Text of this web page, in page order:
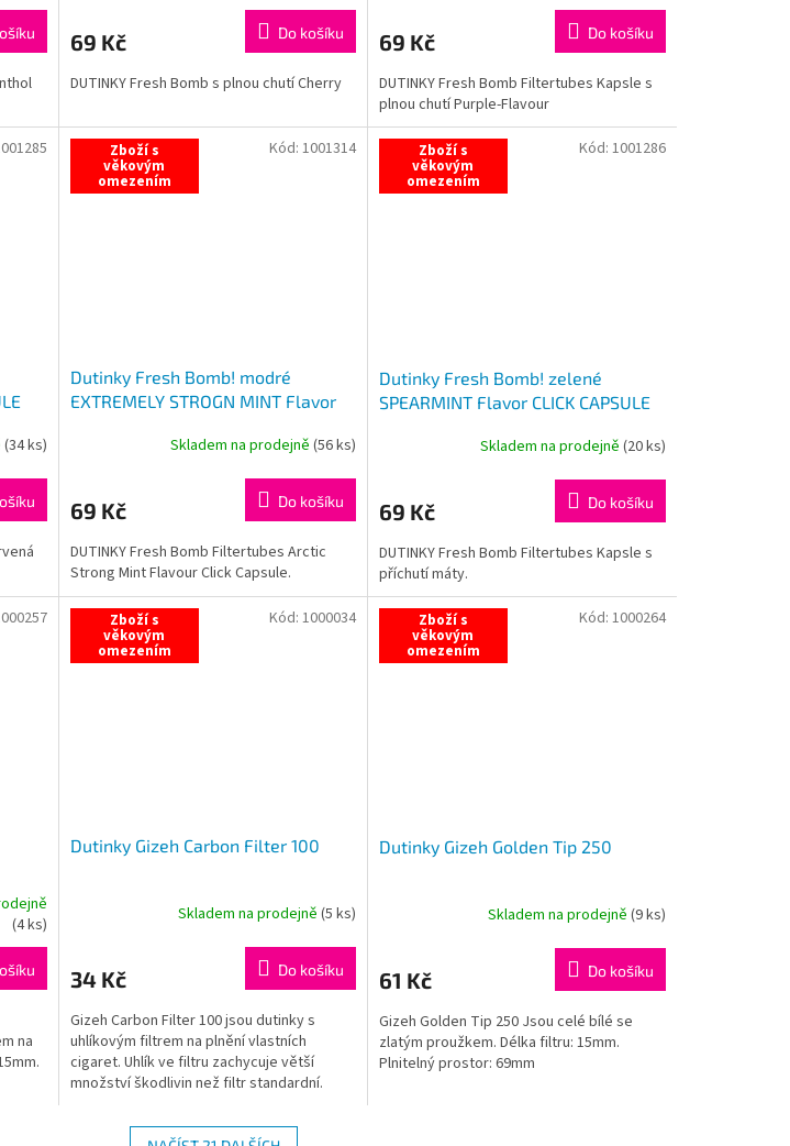
je
z
hvězdiček.
69 Kč Do košíku
DUTINKY Fresh Bomb s plnou chutí Cherry
69 Kč Do košíku
DUTINKY Fresh Bomb Filtertubes Kapsle s
plnou chutí Purple-Flavour
(34 ks)
Zboží s
věkovým
omezením
Dutinky Fresh Bomb! modré
EXTREMELY STROGN MINT Flavor
Skladem na prodejně (56 ks)
69 Kč Do košíku
DUTINKY Fresh Bomb Filtertubes Arctic
Strong Mint Flavour Click Capsule.
Kód: 1001314 Zboží s
věkovým
omezením
Dutinky Fresh Bomb! zelené
SPEARMINT Flavor CLICK CAPSULE
Skladem na prodejně (20 ks)
69 Kč Do košíku
DUTINKY Fresh Bomb Filtertubes Kapsle s
příchutí máty.
Kód: 1001286
(4 ks)
na
Zboží s
věkovým
omezením
Dutinky Gizeh Carbon Filter 100
Skladem na prodejně (5 ks)
34 Kč Do košíku
Gizeh Carbon Filter 100 jsou dutinky s
uhlíkovým filtrem na plnění vlastních
cigaret. Uhlík ve filtru zachycuje větší
množství škodlivin než filtr standardní.
Kód: 1000034 Zboží s
věkovým
omezením
Dutinky Gizeh Golden Tip 250
Skladem na prodejně (9 ks)
61 Kč Do košíku
Gizeh Golden Tip 250 Jsou celé bílé se
zlatým proužkem. Délka filtru: 15mm.
Plnitelný prostor: 69mm
Kód: 1000264